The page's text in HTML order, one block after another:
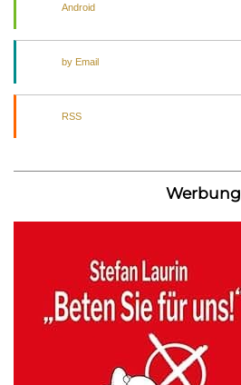
Android
by Email
RSS
Werbung